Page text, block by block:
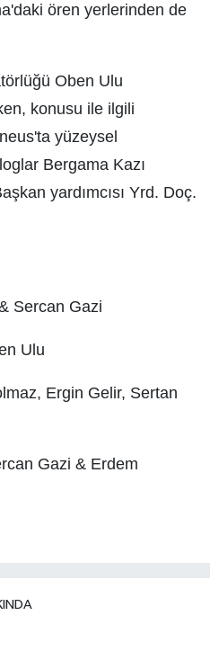
ören yerlerinden de
Oben Ulu
konusu ile ilgili
yüzeysel
Bergama Kazı
yardımcısı Yrd. Doç.
Sercan Gazi
Ulu
Ergin Gelir, Sertan
Gazi & Erdem